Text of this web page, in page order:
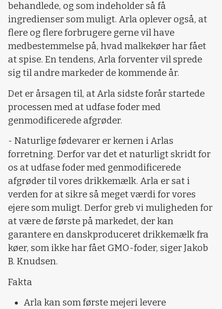
behandlede, og som indeholder så få
ingredienser som muligt. Arla oplever også, at
flere og flere forbrugere gerne vil have
medbestemmelse på, hvad malkekøer har fået
at spise. En tendens, Arla forventer vil sprede
sig til andre markeder de kommende år.
Det er årsagen til, at Arla sidste forår startede
processen med at udfase foder med
genmodificerede afgrøder.
- Naturlige fødevarer er kernen i Arlas
forretning. Derfor var det et naturligt skridt for
os at udfase foder med genmodificerede
afgrøder til vores drikkemælk. Arla er sat i
verden for at sikre så meget værdi for vores
ejere som muligt. Derfor greb vi muligheden for
at være de første på markedet, der kan
garantere en danskproduceret drikkemælk fra
køer, som ikke har fået GMO-foder, siger Jakob
B. Knudsen.
Fakta
Arla kan som første mejeri levere